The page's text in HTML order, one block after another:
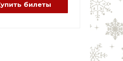
билеты